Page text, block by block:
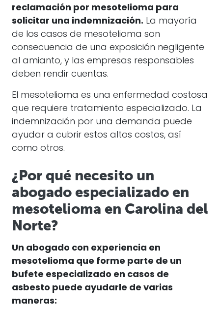
reclamación por mesotelioma para
solicitar una indemnización. La mayoría
de los casos de mesotelioma son
consecuencia de una exposición negligente
al amianto, y las empresas responsables
deben rendir cuentas.
El mesotelioma es una enfermedad costosa
que requiere tratamiento especializado. La
indemnización por una demanda puede
ayudar a cubrir estos altos costos, así
como otros.
¿Por qué necesito un
abogado especializado en
mesotelioma en Carolina del
Norte?
Un abogado con experiencia en
mesotelioma que forme parte de un
bufete especializado en casos de
asbesto puede ayudarle de varias
maneras: